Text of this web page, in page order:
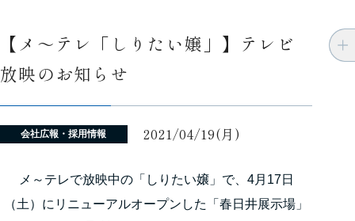
【メ～テレ「しりたい嬢」】テレビ
放映のお知らせ
会社広報・採用情報 2021/04/19(月)
メ～テレで放映中の「しりたい嬢」で、4月17日
（土）にリニューアルオープンした「春日井展示場」